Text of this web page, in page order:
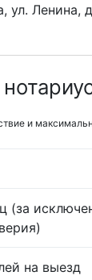
ул. Ленина,
и
(за
на выезд